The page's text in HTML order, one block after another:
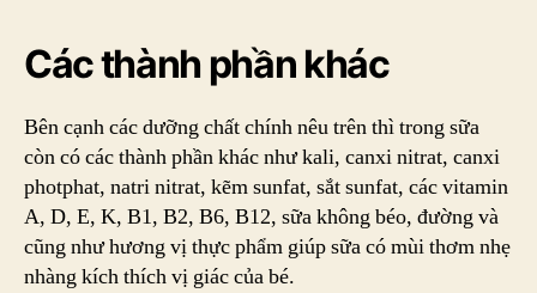
Các thành phần khác
Bên cạnh các dưỡng chất chính nêu trên thì trong sữa
còn có các thành phần khác như kali, canxi nitrat, canxi
photphat, natri nitrat, kẽm sunfat, sắt sunfat, các vitamin
A, D, E, K, B1, B2, B6, B12, sữa không béo, đường và
cũng như hương vị thực phẩm giúp sữa có mùi thơm nhẹ
nhàng kích thích vị giác của bé.